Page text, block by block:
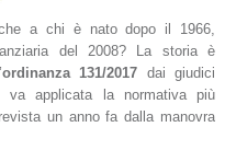
a chi è nato dopo il 1966,
del 2008? La storia è
ordinanza 131/2017 dai giudici
va applicata la normativa più
un anno fa dalla manovra